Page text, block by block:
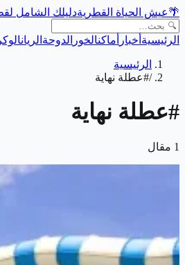
🌴عيش الحياة القطريةدليلك الشامل
الرئيسية أخبار أماكنالخور الدوحة الريان
الرئيسية
/#عطلة نهاية
#عطلة نهاية
1 مقال